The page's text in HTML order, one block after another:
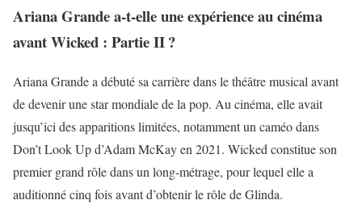
Ariana Grande a-t-elle une expérience au cinéma
avant Wicked : Partie II ?
Ariana Grande a débuté sa carrière dans le théâtre musical avant
de devenir une star mondiale de la pop. Au cinéma, elle avait
jusqu’ici des apparitions limitées, notamment un caméo dans
Don’t Look Up d’Adam McKay en 2021. Wicked constitue son
premier grand rôle dans un long-métrage, pour lequel elle a
auditionné cinq fois avant d’obtenir le rôle de Glinda.